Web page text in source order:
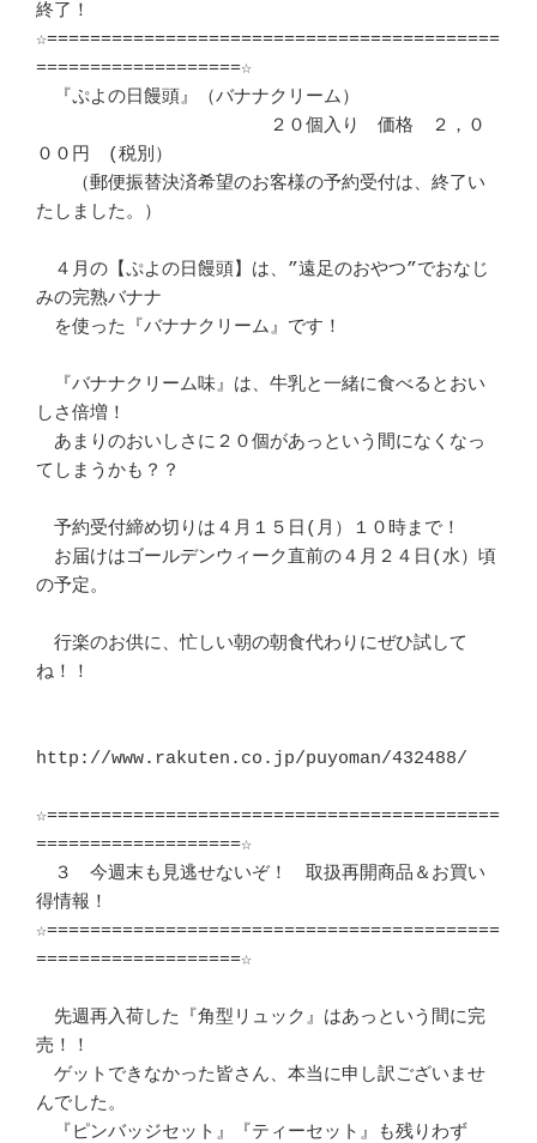
終了！
☆==========================================
===================☆
『ぷよの日饅頭』（バナナクリーム）
２０個入り　価格　２，０
００円　(税別）
（郵便振替決済希望のお客様の予約受付は、終了い
たしました。）
４月の【ぷよの日饅頭】は、”遠足のおやつ”でおなじ
みの完熟バナナ
を使った『バナナクリーム』です！
『バナナクリーム味』は、牛乳と一緒に食べるとおい
しさ倍増！
あまりのおいしさに２０個があっという間になくなっ
てしまうかも？？
予約受付締め切りは４月１５日(月）１０時まで！
お届けはゴールデンウィーク直前の４月２４日(水）頃
の予定。
行楽のお供に、忙しい朝の朝食代わりにぜひ試して
ね！！
http://www.rakuten.co.jp/puyoman/432488/
☆==========================================
===================☆
３　今週末も見逃せないぞ！　取扱再開商品＆お買い
得情報！
☆==========================================
===================☆
先週再入荷した『角型リュック』はあっという間に完
売！！
ゲットできなかった皆さん、本当に申し訳ございませ
んでした。
『ピンバッジセット』『ティーセット』も残りわず